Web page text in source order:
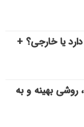
یا خارجی؟ +
روشی بهینه و به